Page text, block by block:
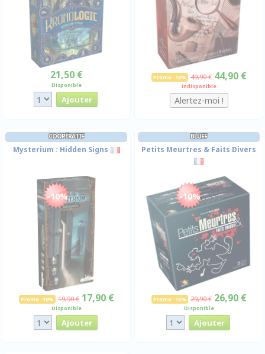
21,50 €
Disponible
Promo -10% 49,90 € 44,90 €
Indisponible
COOPÉRATIF
Mysterium : Hidden Signs
-10%
Promo -10% 19,90 € 17,90 €
Disponible
BLUFF
Petits Meurtres & Faits Divers
-10%
Promo -10% 29,90 € 26,90 €
Disponible